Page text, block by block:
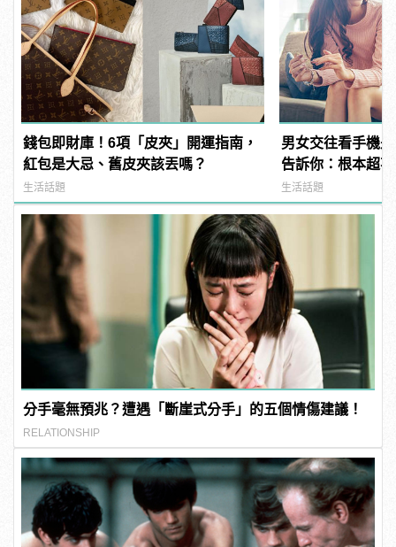
錢包即財庫！6項「皮夾」開運指南，
紅包是大忌、舊皮夾該丟嗎？
生活話題
男女交往看手機
告訴你：根本超
生活話題
分手毫無預兆？遭遇「斷崖式分手」的五個情傷建議！
RELATIONSHIP